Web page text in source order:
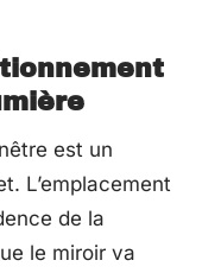
est un
L’emplacement
de la
le miroir va